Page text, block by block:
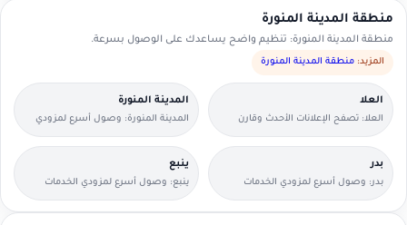
منطقة المدينة المنورة
منطقة المدينة المنورة: تنظيم واضح يساعدك على الوصول بسرعة.
المزيد: منطقة المدينة المنورة
العلا
العلا: تصفح الإعلانات الأحدث وقارن
التفاصيل بسرعة.
المدينة المنورة
المدينة المنورة: وصول أسرع لمزودي
الخدمات القريبين منك.
بدر
بدر: وصول أسرع لمزودي الخدمات
القريبين منك.
ينبع
ينبع: وصول أسرع لمزودي الخدمات
القريبين منك.